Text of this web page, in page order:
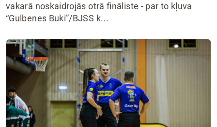
vakarā noskaidrojās otrā fināliste - par to kļuva
“Gulbenes Buki”/BJSS k...